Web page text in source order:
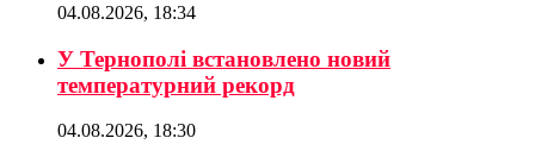
04.08.2026, 18:34
У Тернополі встановлено новий
температурний рекорд
04.08.2026, 18:30